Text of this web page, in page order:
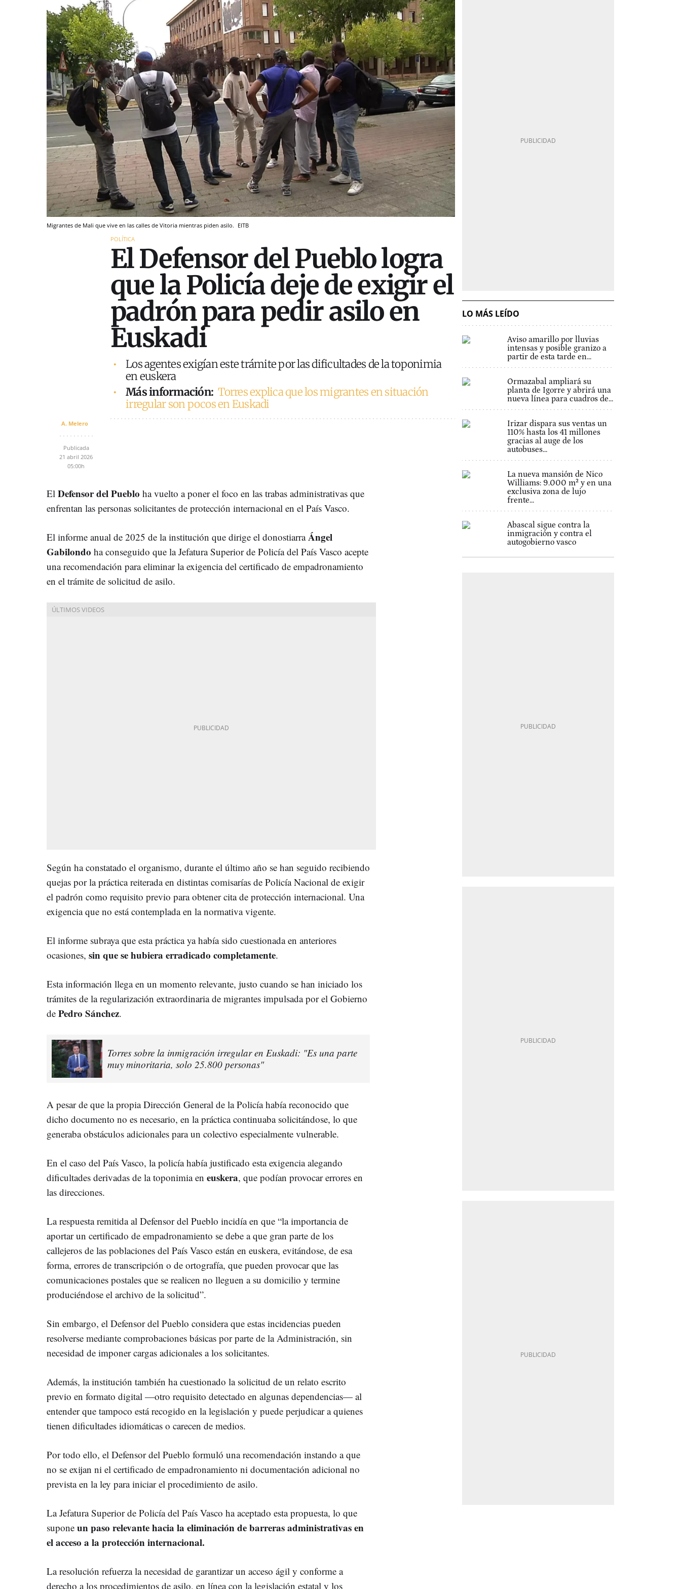
Migrantes de Mali que vive en las calles de Vitoria mientras piden asilo. EITB
POLÍTICA
El Defensor del Pueblo logra
que la Policía deje de exigir el
padrón para pedir asilo en
Euskadi
Los agentes exigían este trámite por las dificultades de la toponimia
en euskera
Más información: Torres explica que los migrantes en situación
irregular son pocos en Euskadi
A. Melero
Publicada
21 abril 2026
05:00h
El Defensor del Pueblo ha vuelto a poner el foco en las trabas administrativas que
enfrentan las personas solicitantes de protección internacional en el País Vasco.
El informe anual de 2025 de la institución que dirige el donostiarraÁngel
Gabilondo ha conseguido que la Jefatura Superior de Policía del País Vasco acepte
una recomendación para eliminar la exigencia del certificado de empadronamiento
en el trámite de solicitud de asilo.
Según ha constatado el organismo, durante el último año se han seguido recibiendo
quejas por la práctica reiterada en distintas comisarías de Policía Nacional de exigir
el padrón como requisito previo para obtener cita de protección internacional. Una
exigencia que no está contemplada en la normativa vigente.
El informe subraya que esta práctica ya había sido cuestionada en anteriores
ocasiones, sin que se hubiera erradicado completamente.
Esta información llega en un momento relevante, justo cuando se han iniciado los
trámites de la regularización extraordinaria de migrantes impulsada por el Gobierno
de Pedro Sánchez.
Torres sobre la inmigración irregular en Euskadi: "Es una parte
muy minoritaria, solo 25.800 personas"
A pesar de que la propia Dirección General de la Policía había reconocido que
dicho documento no es necesario, en la práctica continuaba solicitándose, lo que
generaba obstáculos adicionales para un colectivo especialmente vulnerable.
En el caso del País Vasco, la policía había justificado esta exigencia alegando
dificultades derivadas de la toponimia en euskera, que podían provocar errores en
las direcciones.
La respuesta remitida al Defensor del Pueblo incidía en que “la importancia de
aportar un certificado de empadronamiento se debe a que gran parte de los
callejeros de las poblaciones del País Vasco están en euskera, evitándose, de esa
forma, errores de transcripción o de ortografía, que pueden provocar que las
comunicaciones postales que se realicen no lleguen a su domicilio y termine
produciéndose el archivo de la solicitud”.
Sin embargo, el Defensor del Pueblo considera que estas incidencias pueden
resolverse mediante comprobaciones básicas por parte de la Administración, sin
necesidad de imponer cargas adicionales a los solicitantes.
Además, la institución también ha cuestionado la solicitud de un relato escrito
previo en formato digital —otro requisito detectado en algunas dependencias— al
entender que tampoco está recogido en la legislación y puede perjudicar a quienes
tienen dificultades idiomáticas o carecen de medios.
Por todo ello, el Defensor del Pueblo formuló una recomendación instando a que
no se exijan ni el certificado de empadronamiento ni documentación adicional no
prevista en la ley para iniciar el procedimiento de asilo.
La Jefatura Superior de Policía del País Vasco ha aceptado esta propuesta, lo que
supone un paso relevante hacia la eliminación de barreras administrativas en
el acceso a la protección internacional.
La resolución refuerza la necesidad de garantizar un acceso ágil y conforme a
derecho a los procedimientos de asilo, en línea con la legislación estatal y los
LO MÁS LEÍDO
Aviso amarillo por lluvias
intensas y posible granizo a
partir de esta tarde en...
Ormazabal ampliará su
planta de Igorre y abrirá una
nueva línea para cuadros de...
Irizar dispara sus ventas un
110% hasta los 41 millones
gracias al auge de los
autobuses...
La nueva mansión de Nico
Williams: 9.000 m² y en una
exclusiva zona de lujo
frente...
Abascal sigue contra la
inmigración y contra el
autogobierno vasco